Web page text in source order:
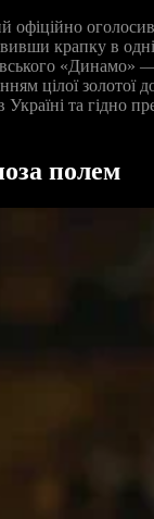
офіційно
крапку в
«Динамо»
цілої золотої
та гідно
полем